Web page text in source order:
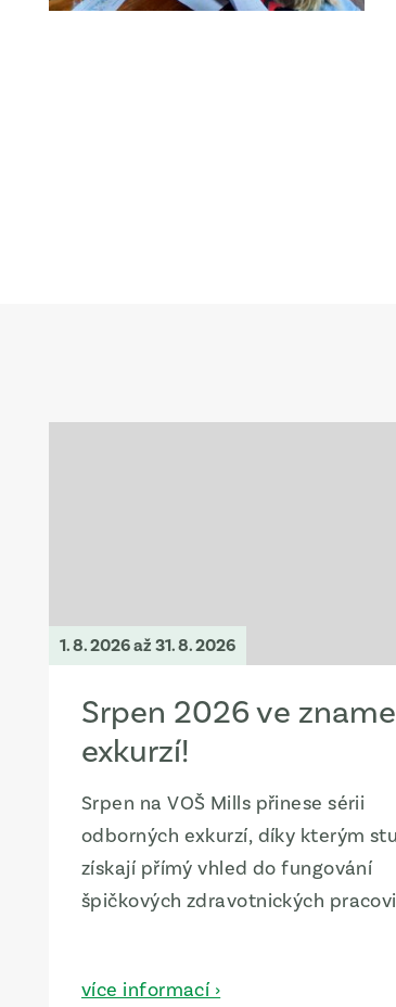
1. 8. 2026až 31. 8. 2026
Srpen 2026 ve
exkurzí!
Srpen na VOŠ Mills přinese sérii
odborných exkurzí, díky kterým
získají přímý vhled do fungování
špičkových zdravotnických
více informací ›